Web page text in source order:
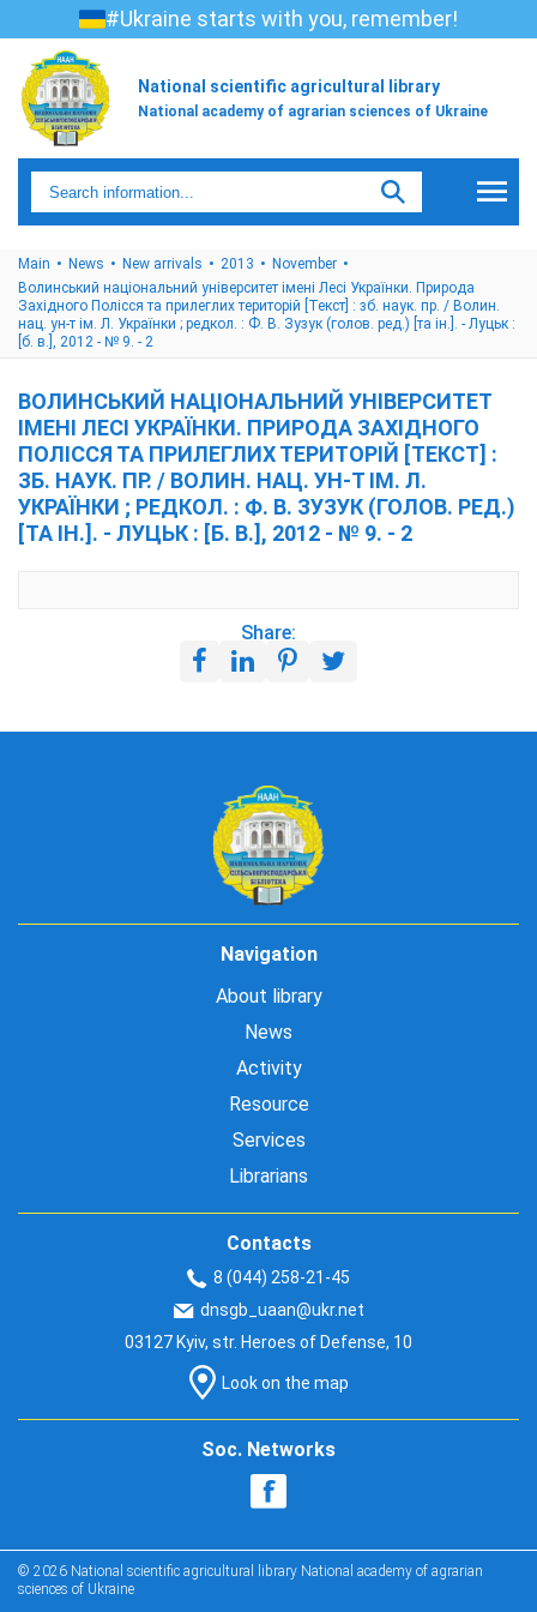
#Ukraine starts with you, remember!
National scientific agricultural library
National academy of agrarian sciences of Ukraine
Main News New arrivals 2013
November
Волинський національний університет імені Лесі Українки. Природа
Західного Полісся та прилеглих територій [Текст] : зб. наук. пр. / Волин.
нац. ун-т ім. Л. Українки ; редкол. : Ф. В. Зузук (голов. ред.) [та ін.]. - Луцьк :
[б. в.], 2012 - № 9. - 2
ВОЛИНСЬКИЙ НАЦІОНАЛЬНИЙ УНІВЕРСИТЕТ
ІМЕНІ ЛЕСІ УКРАЇНКИ. ПРИРОДА ЗАХІДНОГО
ПОЛІССЯ ТА ПРИЛЕГЛИХ ТЕРИТОРІЙ [ТЕКСТ] :
ЗБ. НАУК. ПР. / ВОЛИН. НАЦ. УН-Т ІМ. Л.
УКРАЇНКИ ; РЕДКОЛ. : Ф. В. ЗУЗУК (ГОЛОВ. РЕД.)
[ТА ІН.]. - ЛУЦЬК : [Б. В.], 2012 - № 9. - 2
Share:
Navigation
About library
News
Activity
Resource
Services
Librarians
Contacts
8 (044) 258-21-45
dnsgb_uaan@ukr.net
03127 Kyiv, str. Heroes of Defense, 10
Look on the map
Soc. Networks
© 2026 National scientific agricultural library National academy of agrarian
sciences of Ukraine